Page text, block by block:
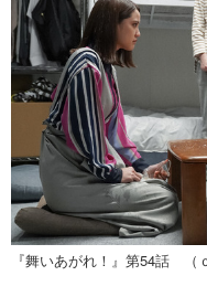
『舞いあがれ！』第54話 （